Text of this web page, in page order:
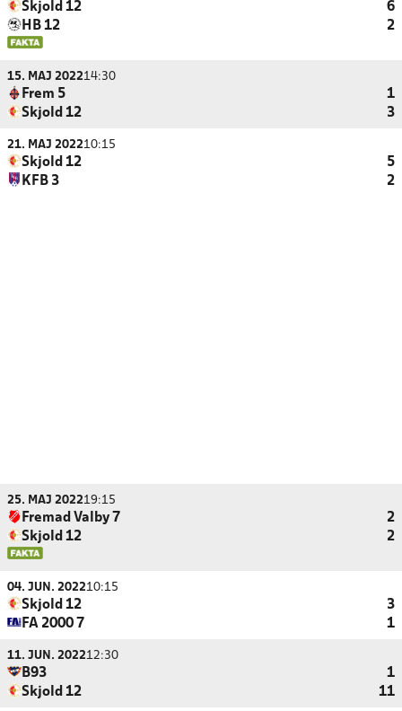
Skjold 12
6
HB 12
2
15. MAJ 202214:30
Frem 5
1
Skjold 12
3
21. MAJ 202210:15
Skjold 12
5
KFB 3
2
25. MAJ 202219:15
Fremad Valby 7
2
Skjold 12
2
04. JUN. 202210:15
Skjold 12
3
FA 2000 7
1
11. JUN. 202212:30
B93
1
Skjold 12
11